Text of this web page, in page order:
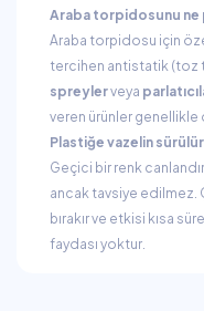
Araba torpidosunu ne
Araba torpidosu için
tercihen antistatik (toz
spreylerveya
veren ürünler
Plastiğe vazelin
Geçici bir renk
ancak tavsiye edilmez.
bırakır ve etkisi kısa
faydası yoktur.